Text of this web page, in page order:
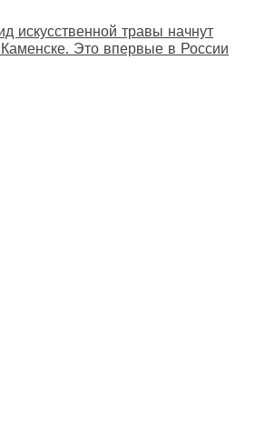
искусственной травы начнут
Это впервые в России